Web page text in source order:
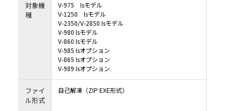
対象機
種
V-975 Isモデル
V-1250 Isモデル
V-2350/V-2850 Isモデル
V-980 Isモデル
V-860 Isモデル
V-985 Isオプション
V-865 Isオプション
V-989 Isオプション.
ファイ
ル形式
自己解凍（ZIP EXE形式）